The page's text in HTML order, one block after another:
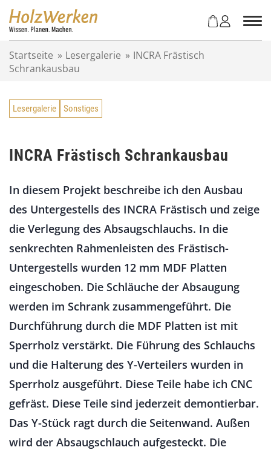
Startseite » Lesergalerie » INCRA Frästisch
Schrankausbau
Lesergalerie Sonstiges
INCRA Frästisch Schrankausbau
In diesem Projekt beschreibe ich den Ausbau
des Untergestells des INCRA Frästisch und zeige
die Verlegung des Absaugschlauchs. In die
senkrechten Rahmenleisten des Frästisch-
Untergestells wurden 12 mm MDF Platten
eingeschoben. Die Schläuche der Absaugung
werden im Schrank zusammengeführt. Die
Durchführung durch die MDF Platten ist mit
Sperrholz verstärkt. Die Führung des Schlauchs
und die Halterung des Y-Verteilers wurden in
Sperrholz ausgeführt. Diese Teile habe ich CNC
gefräst. Diese Teile sind jederzeit demontierbar.
Das Y-Stück ragt durch die Seitenwand. Außen
wird der Absaugschlauch aufgesteckt. Die